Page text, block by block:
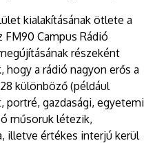
kialakításának ötlete a
FM90 Campus Rádió
részeként
a rádió nagyon erős a
különböző (például
portré, gazdasági, egyetemi
műsoruk létezik,
illetve értékes interjú kerül